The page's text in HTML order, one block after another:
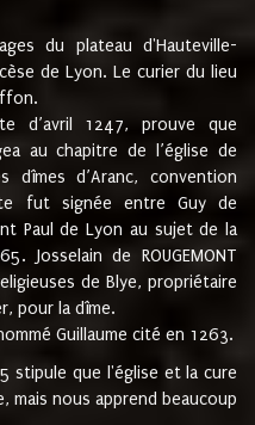
du plateau d'Hauteville-
de Lyon. Le curier du lieu
d’avril 1247, prouve que
au chapitre de l’église de
dîmes d’Aranc, convention
fut signée entre Guy de
Paul de Lyon au sujet de la
Josselain de ROUGEMONT
de Blye, propriétaire
pour la dîme.
Guillaume cité en 1263.
stipule que l'église et la cure
nous apprend beaucoup